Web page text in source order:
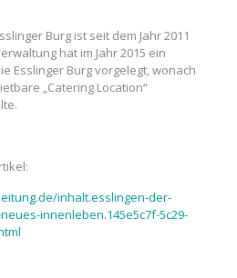
Burg ist seit dem Jahr 2011
hat im Jahr 2015 ein
Esslinger Burg vorgelegt, wonach
„Catering Location“
inhalt.esslingen-der-
innenleben.145e5c7f-5c29-